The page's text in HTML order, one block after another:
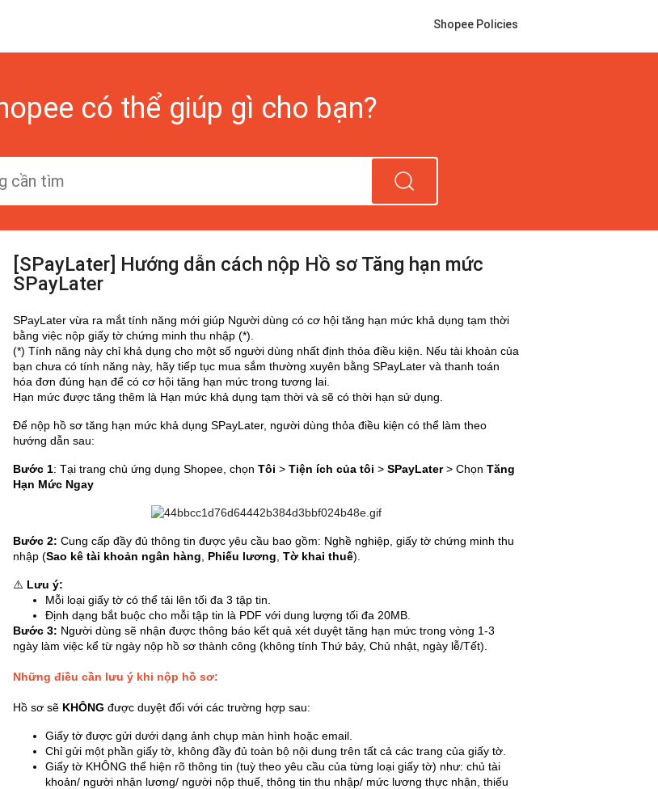
Shopee Policies
có thể giúp gì cho bạn?
[SPayLater] Hướng dẫn cách nộp Hồ sơ Tăng hạn mức
SPayLater
SPayLater vừa ra mắt tính năng mới giúp Người dùng có cơ hội tăng hạn mức khả dụng tạm thời
bằng việc nộp giấy tờ chứng minh thu nhập (*).
(*) Tính năng này chỉ khả dụng cho một số người dùng nhất định thỏa điều kiện. Nếu tài khoản của
bạn chưa có tính năng này, hãy tiếp tục mua sắm thường xuyên bằng SPayLater và thanh toán
hóa đơn đúng hạn để có cơ hội tăng hạn mức trong tương lai.
Hạn mức được tăng thêm là Hạn mức khả dụng tạm thời và sẽ có thời hạn sử dụng.
Để nộp hồ sơ tăng hạn mức khả dụng SPayLater, người dùng thỏa điều kiện có thể làm theo
hướng dẫn sau:
Bước 1: Tại trang chủ ứng dụng Shopee, chọn Tôi > Tiện ích của tôi > SPayLater> Chọn Tăng
Hạn Mức Ngay
Bước 2: Cung cấp đầy đủ thông tin được yêu cầu bao gồm: Nghề nghiệp, giấy tờ chứng minh thu
nhập (Sao kê tài khoản ngân hàng Phiếu lương Tờ khai thuế).
⚠️ Lưu ý:
Mỗi loại giấy tờ có thể tải lên tối đa 3 tập tin.
Định dạng bắt buộc cho mỗi tập tin là PDF với dung lượng tối đa 20MB.
Bước 3: Người dùng sẽ nhận được thông báo kết quả xét duyệt tăng hạn mức trong vòng 1-3
ngày làm việc kể từ ngày nộp hồ sơ thành công (không tính Thứ bảy, Chủ nhật, ngày lễ/Tết).
Những điều cần lưu ý khi nộp hồ sơ:
Hồ sơ sẽ KHÔNG được duyệt đối với các trường hợp sau:
Giấy tờ được gửi dưới dạng ảnh chụp màn hình hoặc email.
Chỉ gửi một phần giấy tờ, không đầy đủ toàn bộ nội dung trên tất cả các trang của giấy tờ.
Giấy tờ KHÔNG thể hiện rõ thông tin (tuỳ theo yêu cầu của từng loại giấy tờ) như: chủ tài
khoản/ người nhận lương/ người nộp thuế, thông tin thu nhập/ mức lương thực nhận, thiếu